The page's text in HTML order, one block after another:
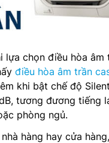
chọn điều hòa âm
điều hòa âm trần
khi bật chế độ
tương đương tiếng
phòng ngủ.
hàng hay cửa